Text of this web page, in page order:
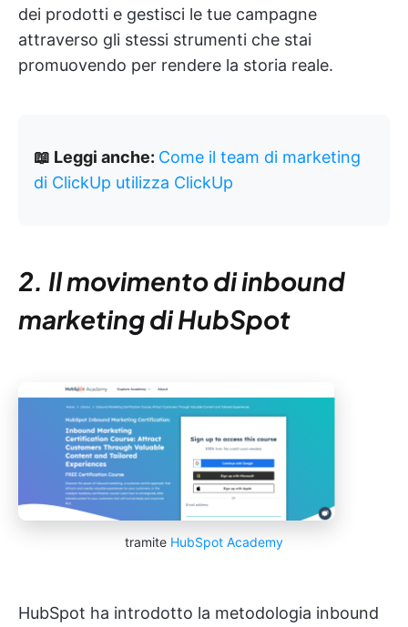
dei prodotti e gestisci le tue campagne
attraverso gli stessi strumenti che stai
promuovendo per rendere la storia reale.
📖 Leggi anche: Come il team di marketing
di ClickUp utilizza ClickUp
2. Il movimento di inbound
marketing di HubSpot
tramite HubSpot Academy
HubSpot ha introdotto la metodologia inbound